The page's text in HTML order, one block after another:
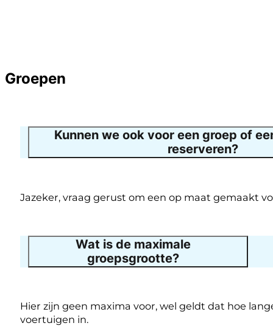
Groepen
Kunnen we ook voor een groep of
reserveren?
Jazeker, vraag gerust om een op maat gemaakt
Wat is de maximale
groepsgrootte?
Hier zijn geen maxima voor, wel geldt dat hoe
voertuigen in.